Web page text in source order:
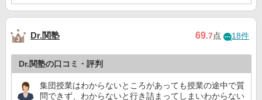
Dr.関塾 69.7点 18件
Dr.関塾の口コミ・評判
集団授業はわからないところがあっても授業の途中で質
問できず、わからないと行き詰まってしまいわからない